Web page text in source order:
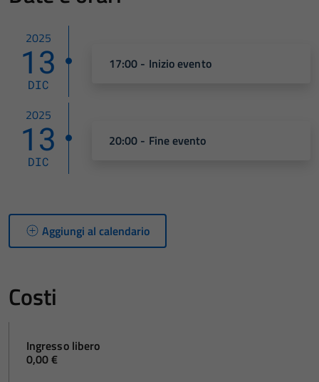
2025
13
DIC
17:00 - Inizio evento
2025
13
DIC
20:00 - Fine evento
Aggiungi al calendario
Costi
Ingresso libero
0,00 €